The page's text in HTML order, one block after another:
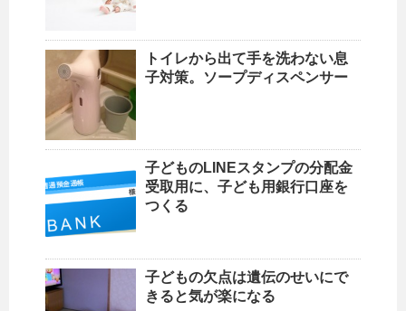
トイレから出て手を洗わない息
子対策。ソープディスペンサー
子どものLINEスタンプの分配金
受取用に、子ども用銀行口座を
つくる
子どもの欠点は遺伝のせいにで
きると気が楽になる